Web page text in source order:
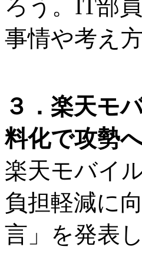
ろう。IT部
事情や考え
３．楽天モ
料化で攻勢
楽天モバイ
負担軽減に
言」を発表